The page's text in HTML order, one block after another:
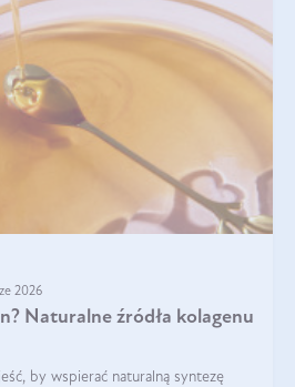
2026
Naturalne źródła kolagenu
by wspierać naturalną syntezę